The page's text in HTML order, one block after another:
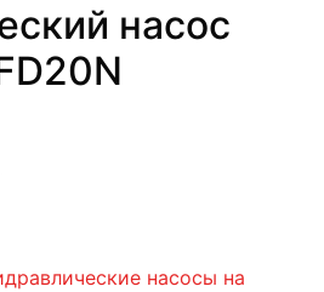
насос
насосы на